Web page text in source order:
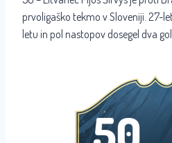
prvoligaško tekmo v Sloveniji. 27-
letu in pol nastopov dosegel dva